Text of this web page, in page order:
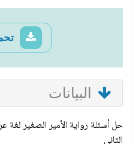
البيانات
حل أسئلة رواية الأمير الصغير
الثاني